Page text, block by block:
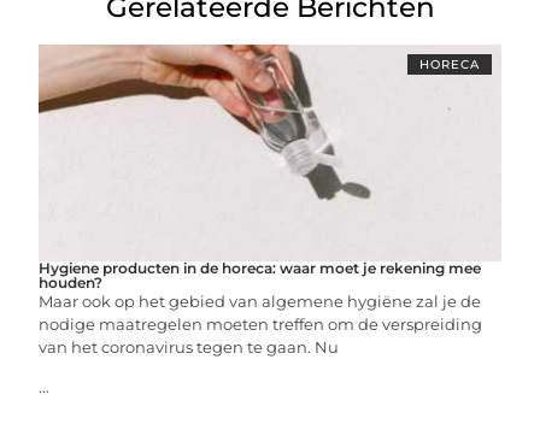
Gerelateerde Berichten
HORECA
Hygiene producten in de horeca: waar moet je rekening mee
houden?
Maar ook op het gebied van algemene hygiëne zal je de
nodige maatregelen moeten treffen om de verspreiding
van het coronavirus tegen te gaan. Nu
...